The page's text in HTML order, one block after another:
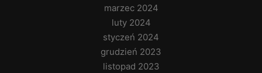
marzec 2024
luty 2024
styczeń 2024
grudzień 2023
listopad 2023